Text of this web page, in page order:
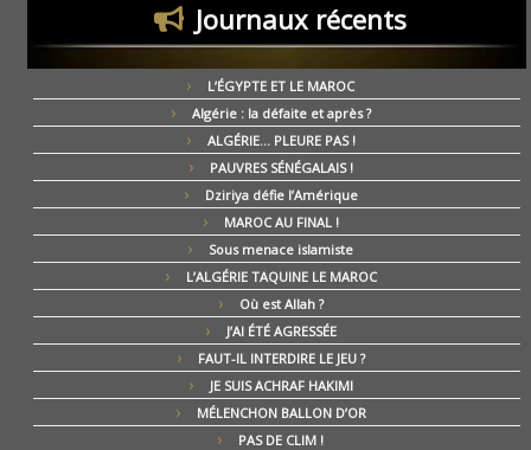
Journaux récents
L’ÉGYPTE ET LE MAROC
Algérie : la défaite et après ?
ALGÉRIE… PLEURE PAS !
PAUVRES SÉNÉGALAIS !
Dziriya défie l’Amérique
MAROC AU FINAL !
Sous menace islamiste
L’ALGÉRIE TAQUINE LE MAROC
Où est Allah ?
J’AI ÉTÉ AGRESSÉE
FAUT-IL INTERDIRE LE JEU ?
JE SUIS ACHRAF HAKIMI
MÉLENCHON BALLON D’OR
PAS DE CLIM !